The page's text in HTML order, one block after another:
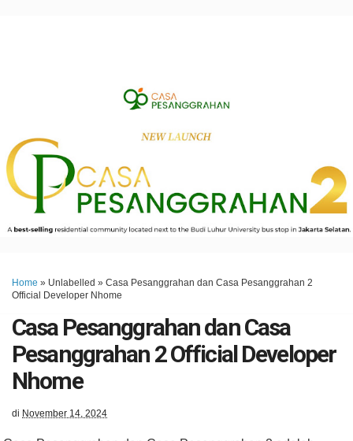
Home » Unlabelled » Casa Pesanggrahan dan Casa Pesanggrahan 2
Official Developer Nhome
Casa Pesanggrahan dan Casa
Pesanggrahan 2 Official Developer
Nhome
di November 14, 2024